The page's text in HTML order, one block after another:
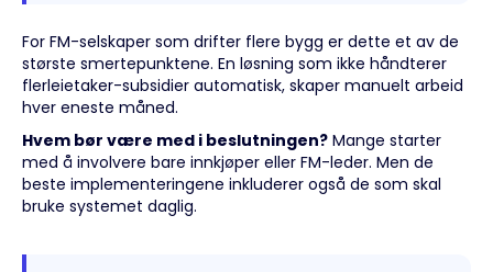
For FM-selskaper som drifter flere bygg er dette et av de
største smertepunktene. En løsning som ikke håndterer
flerleietaker-subsidier automatisk, skaper manuelt arbeid
hver eneste måned.
Hvem bør være med i beslutningen? Mange starter
med å involvere bare innkjøper eller FM-leder. Men de
beste implementeringene inkluderer også de som skal
bruke systemet daglig.